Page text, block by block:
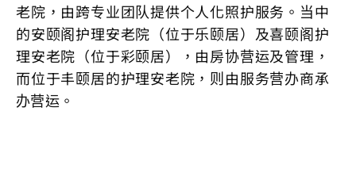
老院，由跨专业团队提供个人化照护服务。当中
的安颐阁护理安老院（位于乐颐居）及喜颐阁护
理安老院（位于彩颐居），由房协营运及管理，
而位于丰颐居的护理安老院，则由服务营办商承
办营运。